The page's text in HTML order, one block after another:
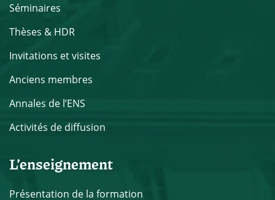
Séminaires
Thèses & HDR
Invitations et visites
Anciens membres
Annales de l’ENS
Activités de diffusion
L’enseignement
Présentation de la formation